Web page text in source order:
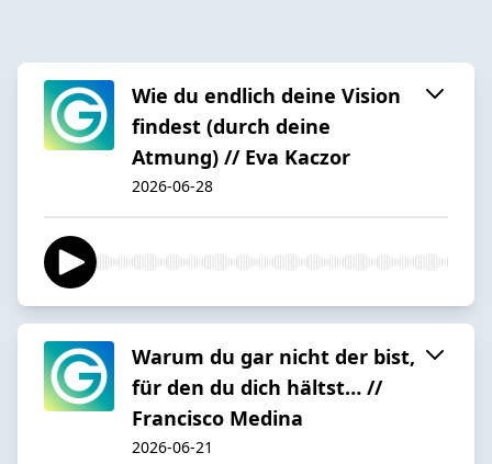
Wie du endlich deine Vision
findest (durch deine
Atmung) // Eva Kaczor
2026-06-28
Warum du gar nicht der bist,
für den du dich hältst… //
Francisco Medina
2026-06-21